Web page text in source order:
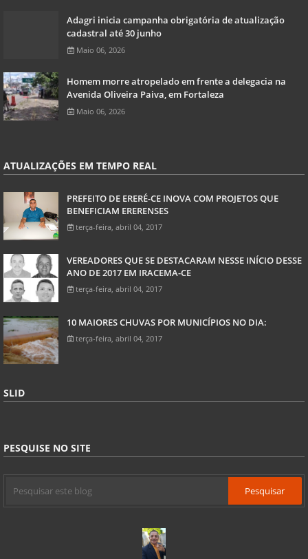
Adagri inicia campanha obrigatória de atualização
cadastral até 30 junho
Maio 06, 2026
Homem morre atropelado em frente a delegacia na
Avenida Oliveira Paiva, em Fortaleza
Maio 06, 2026
ATUALIZAÇÕES EM TEMPO REAL
PREFEITO DE ERERÉ-CE INOVA COM PROJETOS QUE
BENEFICIAM ERERENSES
terça-feira, abril 04, 2017
VEREADORES QUE SE DESTACARAM NESSE INÍCIO DESSE
ANO DE 2017 EM IRACEMA-CE
terça-feira, abril 04, 2017
10 MAIORES CHUVAS POR MUNICÍPIOS NO DIA:
terça-feira, abril 04, 2017
SLID
PESQUISE NO SITE